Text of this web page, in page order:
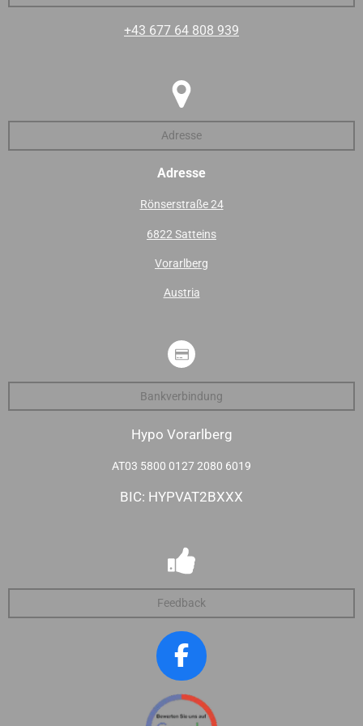
+43 677 64 808 939
Adresse
Adresse
Rönserstraße 24
6822 Satteins
Vorarlberg
Austria
Bankverbindung
Hypo Vorarlberg
AT03 5800 0127 2080 6019
BIC: HYPVAT2BXXX
Feedback
F
a
c